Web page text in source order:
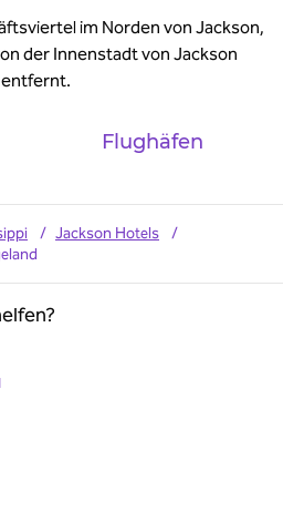
im Norden von Jackson,
der Innenstadt von Jackson
entfernt.
Flughäfen
/ Jackson Hotels
/
,